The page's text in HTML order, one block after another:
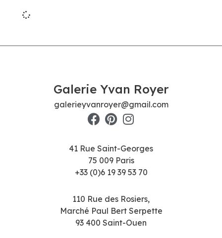
Galerie Yvan Royer
galerieyvanroyer@gmail.com
41 Rue Saint-Georges
75 009 Paris
+33 (0)6 19 39 53 70
110 Rue des Rosiers,
Marché Paul Bert Serpette
93 400 Saint-Ouen